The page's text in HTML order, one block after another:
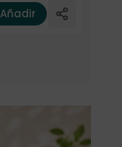
Añadir